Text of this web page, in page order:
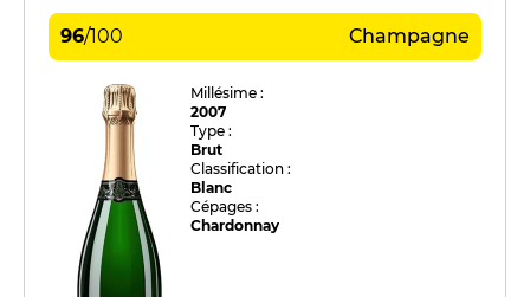
96/100 Champagne
Millésime :
2007
Type :
Brut
Classification :
Blanc
Cépages :
Chardonnay